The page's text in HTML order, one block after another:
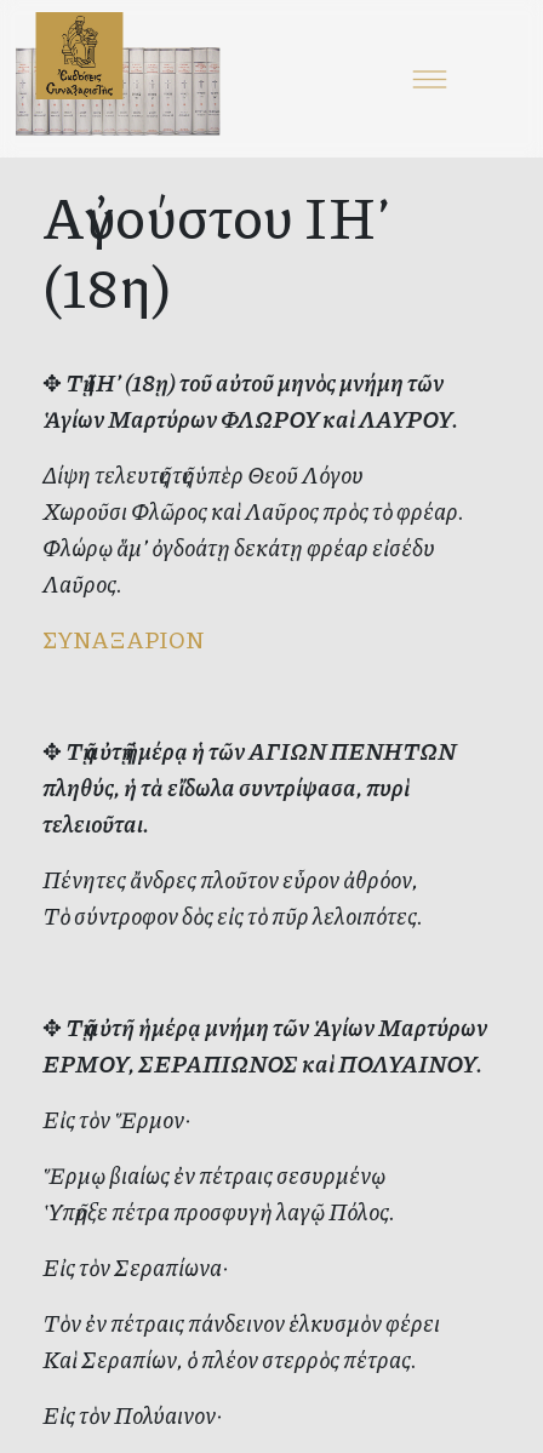
Αὐγούστου ΙΗ’
(18η)
✥Τῇ ΙΗ’ (18ῃ) τοῦ αὐτοῦ μηνὸς μνήμη τῶν
Ἁγίων Μαρτύρων ΦΛΩΡΟΥ καὶ ΛΑΥΡΟΥ.
Δίψη τελευτῆς τῆς ὑπὲρ Θεοῦ Λόγου
Χωροῦσι Φλῶρος καὶ Λαῦρος πρὸς τὸ φρέαρ.
Φλώρῳ ἅμ’ ὀγδοάτῃ δεκάτῃ φρέαρ εἰσέδυ
Λαῦρος.
ΣΥΝΑΞΑΡΙΟΝ
✥Τῇ αὐτῇ ἡμέρᾳ ἡ τῶν ΑΓΙΩΝ ΠΕΝΗΤΩΝ
πληθύς, ἡ τὰ εἴδωλα συντρίψασα, πυρὶ
τελειοῦται.
Πένητες ἄνδρες πλοῦτον εὗρον ἀθρόον,
Τὸ σύντροφον δὸς εἰς τὸ πῦρ λελοιπότες.
✥Τῇ αὐτῆ ἡμέρᾳ μνήμη τῶν Ἁγίων Μαρτύρων
ΕΡΜΟΥ, ΣΕΡΑΠΙΩΝΟΣ καὶ ΠΟΛΥΑΙΝΟΥ.
Εἰς τὸν Ἕρμον·
Ἕρμῳ βιαίως ἐν πέτραις σεσυρμένῳ
Ὑπῆρξε πέτρα προσφυγὴ λαγῷ Πόλος.
Εἰς τὸν Σεραπίωνα·
Τὸν ἐν πέτραις πάνδεινον ἑλκυσμὸν φέρει
Καὶ Σεραπίων, ὁ πλέον στερρὸς πέτρας.
Εἰς τὸν Πολύαινον·